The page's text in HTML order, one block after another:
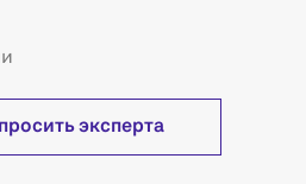
эксперта